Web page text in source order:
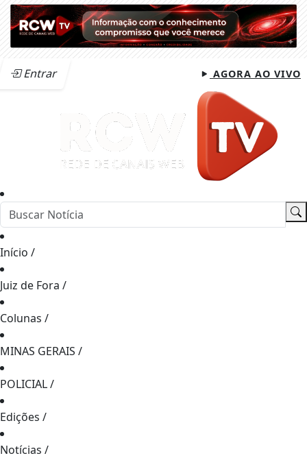
Entrar AGORA AO VIVO
Início /
Juiz de Fora /
Colunas /
MINAS GERAIS /
POLICIAL/
Edições /
Notícias /